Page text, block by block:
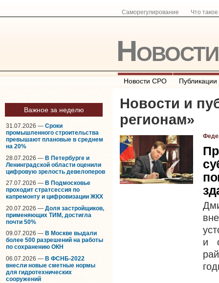
Саморегулирование Что
Новости СРО Публикации
Важное за неделю
31.07.2026 — Сроки
промышленного строительства
превышают плановые в среднем
на 20%
28.07.2026 — В Петербурге и
Ленинградской области оценили
цифровую зрелость девелоперов
27.07.2026 — В Подмосковье
проходит стратсессия по
капремонту и цифровизации ЖКХ
20.07.2026 — Доля застройщиков,
применяющих ТИМ, достигла
почти 50%
09.07.2026 — В Москве выдали
более 500 разрешений на работы
по сохранению ОКН
06.07.2026 — В ФСНБ-2022
внесли новые сметные нормы
для гидротехнических
сооружений
Новости и
регионам»
и